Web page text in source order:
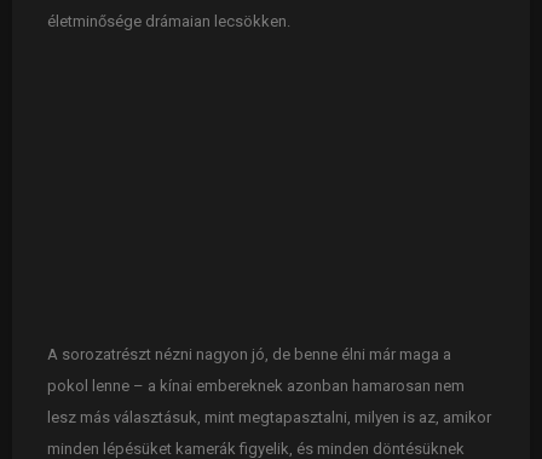
életminősége drámaian lecsökken.
A sorozatrészt nézni nagyon jó, de benne élni már maga a
pokol lenne – a kínai embereknek azonban hamarosan nem
lesz más választásuk, mint megtapasztalni, milyen is az, amikor
minden lépésüket kamerák figyelik, és minden döntésüknek